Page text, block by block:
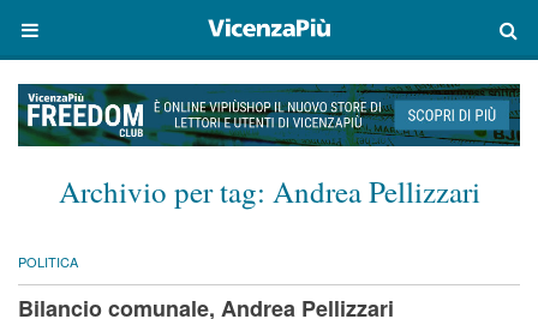
Archivio per tag: Andrea Pellizzari
POLITICA
Bilancio comunale, Andrea Pellizzari